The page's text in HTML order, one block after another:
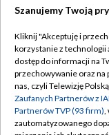
Abonament TVP
Emisja w TVP
Centrum
Szanujemy Twoją
Kliknij "Akceptuję i
korzystanie z technologii
dostęp do informacji na
przechowywanie oraz na
nas, czyli Telewizję
Zaufanych Partnerów z
Partnerów TVP (93 firm),
zautomatyzowanego